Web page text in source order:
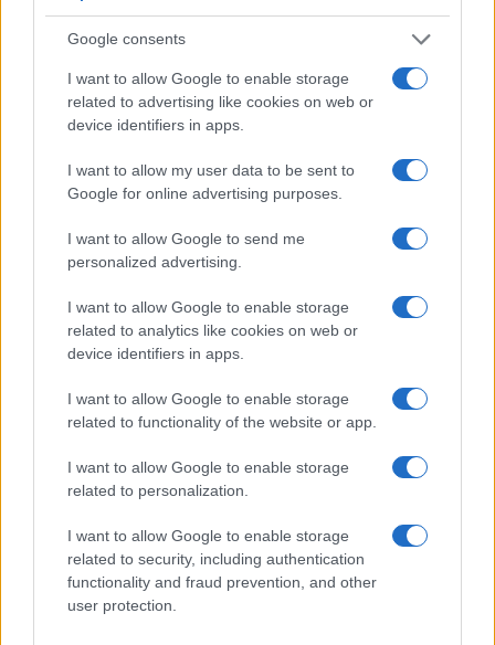
Google consents
I want to allow Google to enable storage
related to advertising like cookies on web or
device identifiers in apps.
I want to allow my user data to be sent to
Google for online advertising purposes.
I want to allow Google to send me
personalized advertising.
I want to allow Google to enable storage
related to analytics like cookies on web or
device identifiers in apps.
I want to allow Google to enable storage
related to functionality of the website or app.
I want to allow Google to enable storage
related to personalization.
I want to allow Google to enable storage
related to security, including authentication
functionality and fraud prevention, and other
user protection.
ESPANA Y LATINOAMERICA
Actualidad
Investindo 365
Viajar 365
Pet Story
Encocina
NORTE AMERICA
Womanmagazine
Investing Plus
Newz
Newz US
Newz California